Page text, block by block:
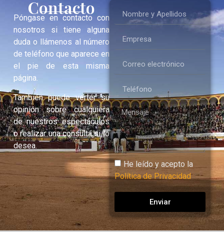
Contacto
Póngase en contacto con
nosotros si tiene alguna
duda o llámenos al número
de teléfono que aparece en
el pie de esta misma
página.
También puede verter su
opinión sobre cualquiera
de nuestros espectáculos
o realizar una consulta si lo
desea.
He leído y acepto la
Política de Privacidad
Enviar